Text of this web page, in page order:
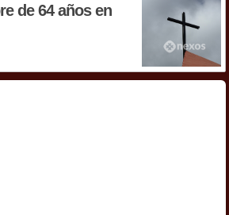
de 64 años en